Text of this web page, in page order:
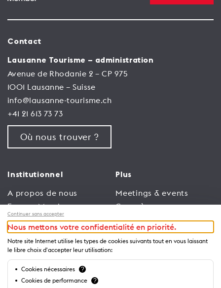
Contact
Lausanne Tourisme – administration
Avenue de Rhodanie 2 – CP 975
1001 Lausanne – Suisse
info@lausanne-tourisme.ch
+41 21 613 73 73
Où nous trouver ?
Institutionnel
A propos de nous
Espace Membres
Emploi
Conditions générales
d’utilisation
Politique de
confidentialité
Plus
Meetings & events
Congrès
Trade
Espace Médias
Annonceurs
Brochures et guides
Continuer sans accepter
Nous mettons votre confidentialité en priorité.
Notre site Internet utilise les types de cookies suivants tout en vous laissant
le libre choix d'accepter leur utilisation:
Cookies nécessaires ?
Cookies de performance ?